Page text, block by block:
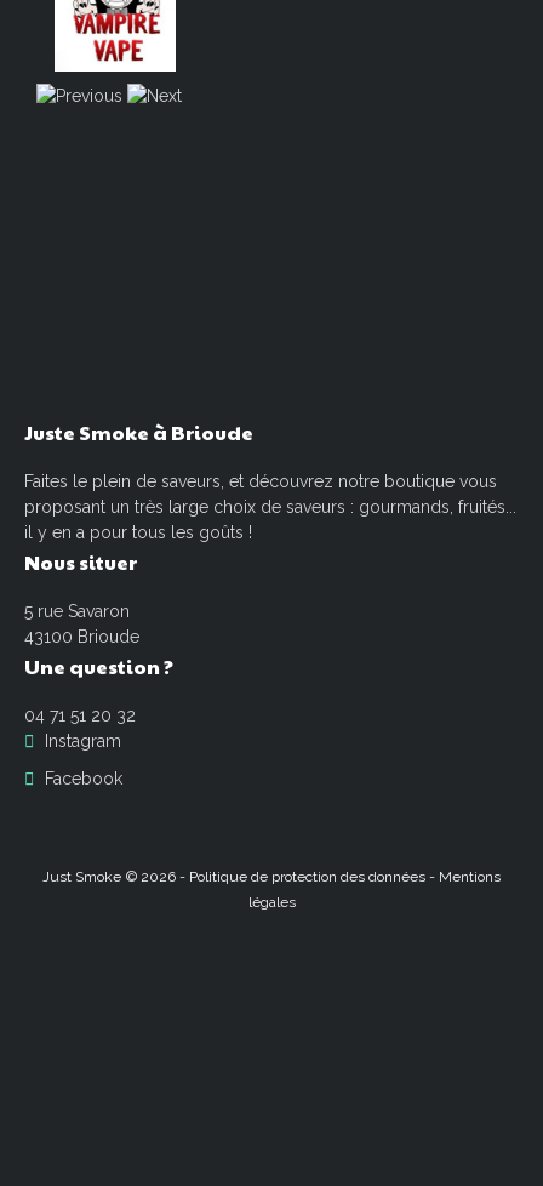
Juste Smoke à Brioude
Faites le plein de saveurs, et découvrez notre boutique vous
proposant un très large choix de saveurs : gourmands, fruités...
il y en a pour tous les goûts !
Noussituer
5 rue Savaron
43100 Brioude
Une question?
04 71 51 20 32
Instagram
Facebook
Just Smoke © 2026 - Politique de protection des données - Mentions
légales